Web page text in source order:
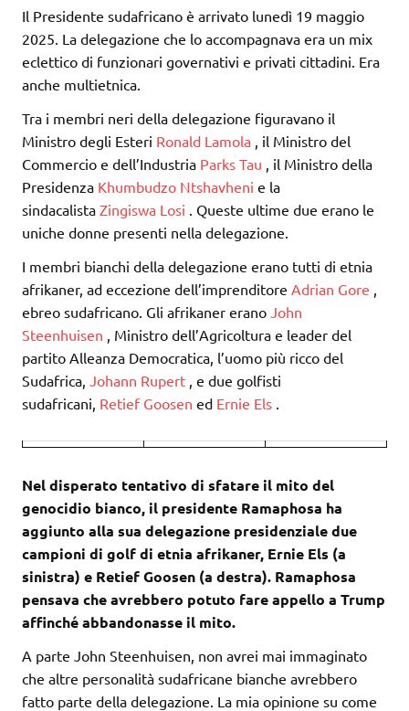
Il Presidente sudafricano è arrivato lunedì 19 maggio
2025. La delegazione che lo accompagnava era un mix
eclettico di funzionari governativi e privati cittadini. Era
anche multietnica.
Tra i membri neri della delegazione figuravano il
Ministro degli Esteri Ronald Lamola , il Ministro del
Commercio e dell’Industria Parks Tau , il Ministro della
Presidenza Khumbudzo Ntshavheni e la
sindacalista Zingiswa Losi . Queste ultime due erano le
uniche donne presenti nella delegazione.
I membri bianchi della delegazione erano tutti di etnia
afrikaner, ad eccezione dell’imprenditore Adrian Gore
ebreo sudafricano. Gli afrikaner erano John
Steenhuisen , Ministro dell’Agricoltura e leader del
partito Alleanza Democratica, l’uomo più ricco del
Sudafrica,
Johann Rupert , e due golfisti
sudafricani, Retief Goosen ed Ernie Els
Nel disperato tentativo di sfatare il mito del
genocidio bianco, il presidente Ramaphosa ha
aggiunto alla sua delegazione presidenziale due
campioni di golf di etnia afrikaner, Ernie Els (a
sinistra) e Retief Goosen (a destra). Ramaphosa
pensava che avrebbero potuto fare appello a Trump
affinché abbandonasse il mito.
A parte John Steenhuisen, non avrei mai immaginato
che altre personalità sudafricane bianche avrebbero
fatto parte della delegazione. La mia opinione su come